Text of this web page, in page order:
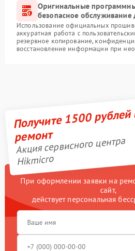
Оригинальные
безопасное обслуживание
Использование официальных
аккуратная работа с
резервное копирование,
восстановление информации при
Получите 1500
ремонт
Акция сервисного центра
Hikmicro
При оформлении заявки на
сайт,
действует персональная